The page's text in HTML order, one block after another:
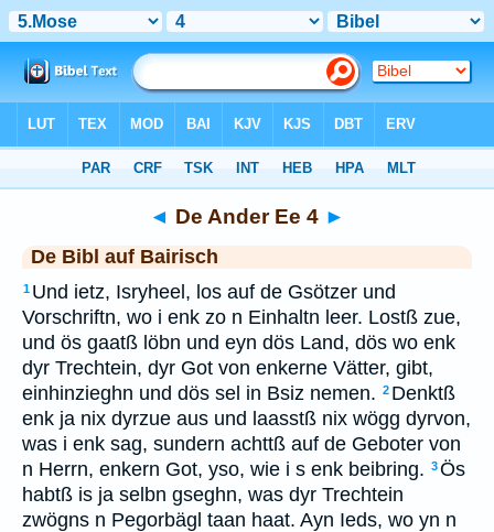
◄ De Ander Ee 4 ►
De Bibl auf Bairisch
1 Und ietz, Isryheel, los auf de Gsötzer und
Vorschriftn, wo i enk zo n Einhaltn leer. Lostß zue,
und ös gaatß löbn und eyn dös Land, dös wo enk
dyr Trechtein, dyr Got von enkerne Vätter, gibt,
einhinzieghn und dös sel in Bsiz nemen. 2 Denktß
enk ja nix dyrzue aus und laasstß nix wögg dyrvon,
was i enk sag, sundern achttß auf de Geboter von
n Herrn, enkern Got, yso, wie i s enk beibring. 3Ös
habtß is ja selbn gseghn, was dyr Trechtein
zwögns n Pegorbägl taan haat. Ayn Ieds, wo yn n